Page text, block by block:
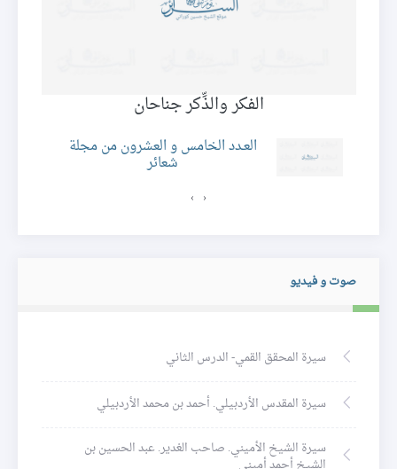
الفكر والذِّكر جناحان
العـدد الخامس و العشرون من مجلة
شعائر
‹
›
صوت و فيديو
سيرة المحقق القمي- الدرس الثاني
سيرة المقدس الأردبيلي. أحمد بن محمد الأردبيلي
سيرة الشيخ الأميني. صاحب الغدير. عبد الحسين بن